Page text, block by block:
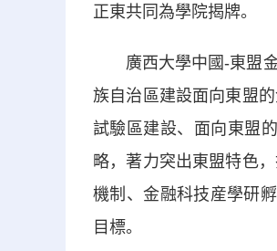
正東共同為學院揭牌。
廣西大學中國-東盟金
族自治區建設面向東盟
試驗區建設、面向東盟
略，著力突出東盟特色
機制、金融科技産學研
目標。